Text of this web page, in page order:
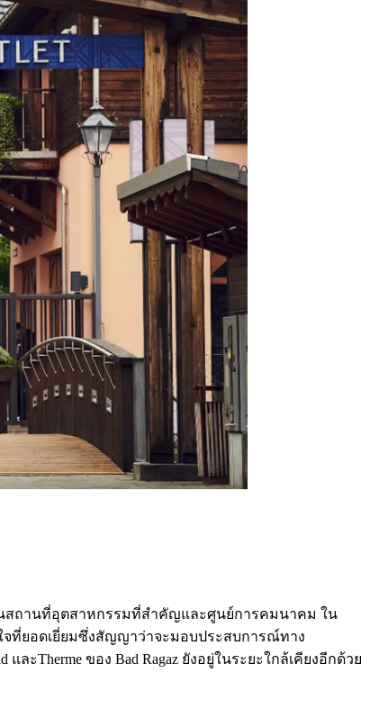
ป็นสถานที่อุตสาหกรรมที่สำคัญและศูนย์การคมนาคม ใน
จที่ยอดเยี่ยมซึ่งสัญญาว่าจะมอบประสบการณ์ทาง
ะTherme ของ Bad Ragaz ยังอยู่ในระยะใกล้เคียงอีกด้วย